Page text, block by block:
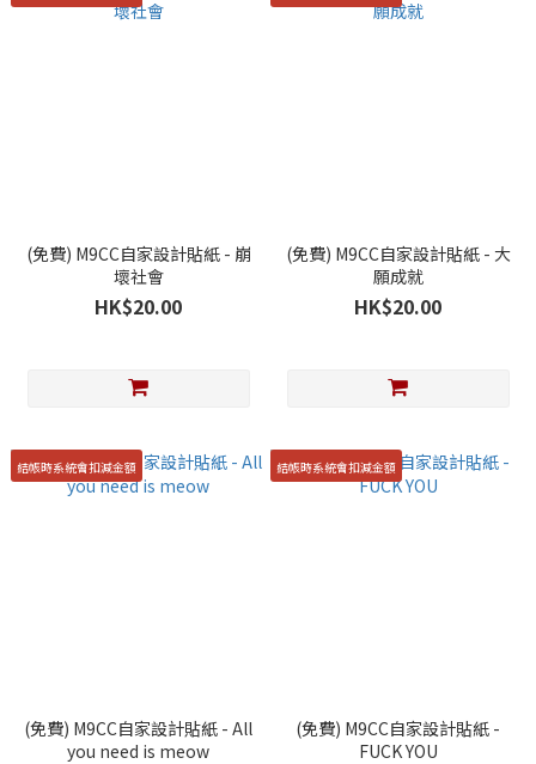
(免費) M9CC自家設計貼紙 - 崩
壞社會
HK$20.00
(免費) M9CC自家設計貼紙 - 大
願成就
HK$20.00
結帳時系統會扣減金額
(免費) M9CC自家設計貼紙 - All
you need is meow
結帳時系統會扣減金額
(免費) M9CC自家設計貼紙 -
FUCK YOU